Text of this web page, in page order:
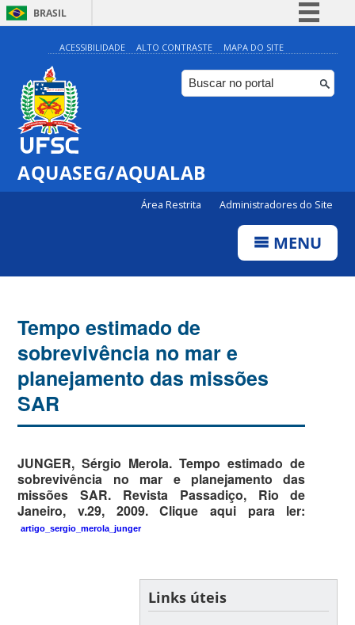
BRASIL
Simplifique!
Comunica BR
Participe
ACESSIBILIDADE ALTO CONTRASTE MAPA DO SITE
AQUASEG/AQUALAB
Área Restrita Administradores do Site
MENU
Tempo estimado de
sobrevivência no mar e
planejamento das missões
SAR
JUNGER, Sérgio Merola. Tempo estimado de
sobrevivência no mar e planejamento das
missões SAR. Revista Passadiço, Rio de
Janeiro, v.29, 2009. Clique aqui para ler:
artigo_sergio_merola_junger
Links úteis